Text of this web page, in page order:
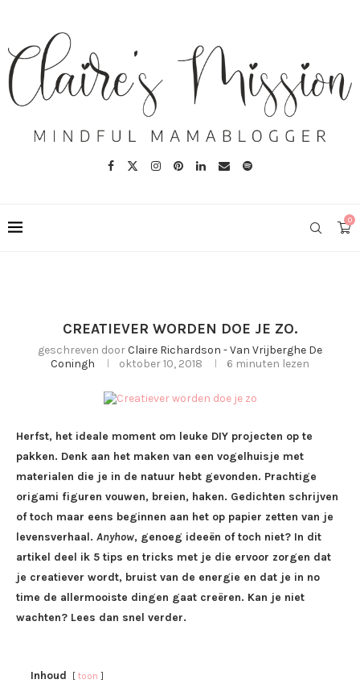
0
CREATIEVER WORDEN DOE JE ZO.
geschreven doorClaire Richardson - Van Vrijberghe De
Coningh
oktober 10, 2018 6 minuten lezen
Herfst, het ideale moment om leuke DIY projecten op te
pakken. Denk aan het maken van een vogelhuisje met
materialen die je in de natuur hebt gevonden. Prachtige
origami figuren vouwen, breien, haken. Gedichten schrijven
of toch maar eens beginnen aan het op papier zetten van je
levensverhaal. Anyhow, genoeg ideeën of toch niet? In dit
artikel deel ik 5 tips en tricks met je die ervoor zorgen dat
je creatiever wordt, bruist van de energie en dat je in no
time de allermooiste dingen gaat creëren. Kan je niet
wachten? Lees dan snel verder.
Inhoud toon